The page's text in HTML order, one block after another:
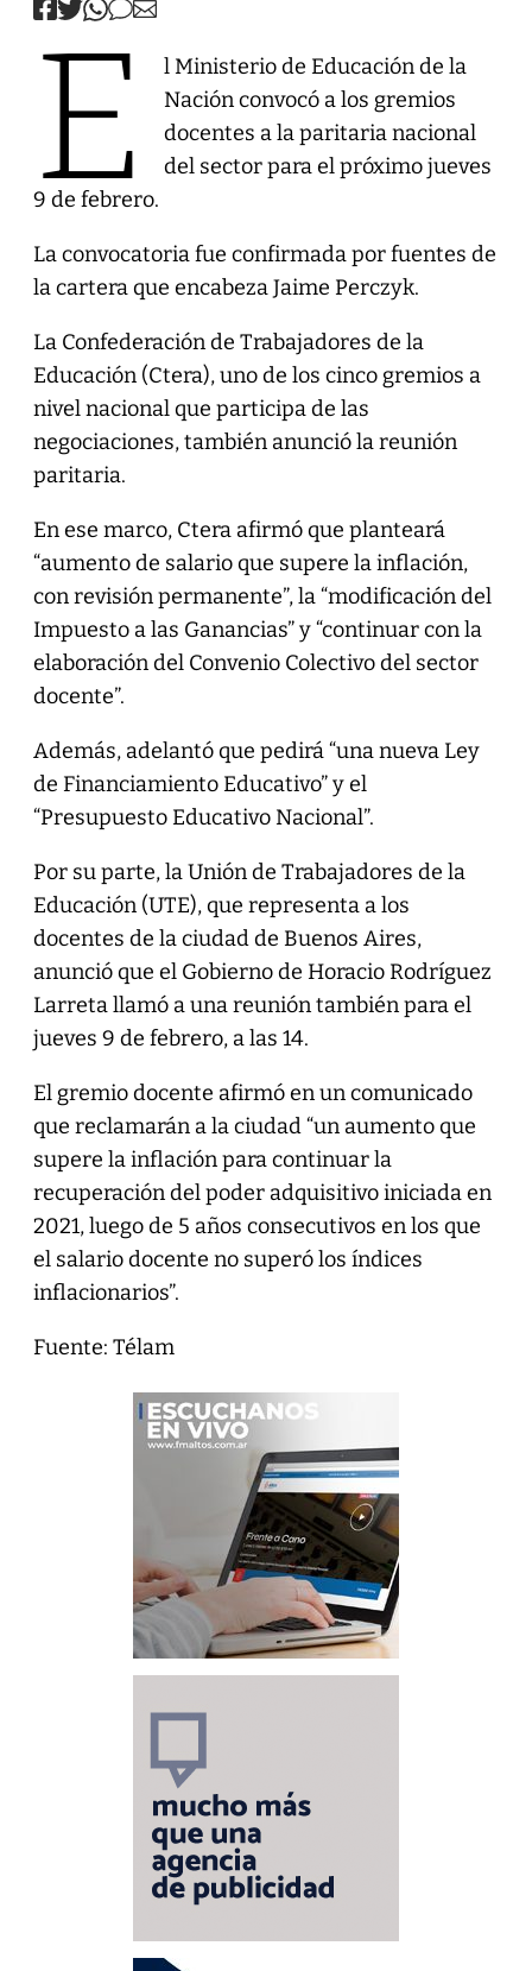
E
l Ministerio de Educación de la
Nación convocó a los gremios
docentes a la paritaria nacional
del sector para el próximo jueves
9 de febrero.
La convocatoria fue confirmada por fuentes de
la cartera que encabeza Jaime Perczyk.
La Confederación de Trabajadores de la
Educación (Ctera), uno de los cinco gremios a
nivel nacional que participa de las
negociaciones, también anunció la reunión
paritaria.
En ese marco, Ctera afirmó que planteará
“aumento de salario que supere la inflación,
con revisión permanente”, la “modificación del
Impuesto a las Ganancias” y “continuar con la
elaboración del Convenio Colectivo del sector
docente”.
Además, adelantó que pedirá “una nueva Ley
de Financiamiento Educativo” y el
“Presupuesto Educativo Nacional”.
Por su parte, la Unión de Trabajadores de la
Educación (UTE), que representa a los
docentes de la ciudad de Buenos Aires,
anunció que el Gobierno de Horacio Rodríguez
Larreta llamó a una reunión también para el
jueves 9 de febrero, a las 14.
El gremio docente afirmó en un comunicado
que reclamarán a la ciudad “un aumento que
supere la inflación para continuar la
recuperación del poder adquisitivo iniciada en
2021, luego de 5 años consecutivos en los que
el salario docente no superó los índices
inflacionarios”.
Fuente: Télam